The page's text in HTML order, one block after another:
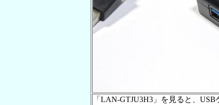
「LAN-GTJU3H3」を見ると、